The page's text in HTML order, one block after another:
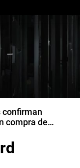
confirman
compra de